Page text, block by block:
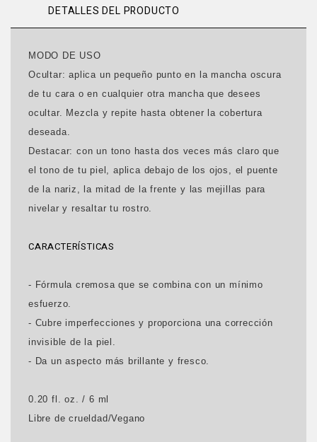
DETALLES DEL PRODUCTO
MODO DE USO
Ocultar: aplica un pequeño punto en la mancha oscura
de tu cara o en cualquier otra mancha que desees
ocultar. Mezcla y repite hasta obtener la cobertura
deseada.
Destacar: con un tono hasta dos veces más claro que
el tono de tu piel, aplica debajo de los ojos, el puente
de la nariz, la mitad de la frente y las mejillas para
nivelar y resaltar tu rostro.
CARACTERÍSTICAS
- Fórmula cremosa que se combina con un mínimo
esfuerzo.
- Cubre imperfecciones y proporciona una corrección
invisible de la piel.
- Da un aspecto más brillante y fresco.
0.20 fl. oz. / 6 ml
Libre de crueldad/Vegano